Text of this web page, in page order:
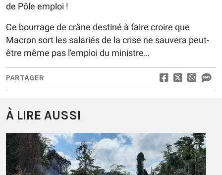
de Pôle emploi !
Ce bourrage de crâne destiné à faire croire que
Macron sort les salariés de la crise ne sauvera peut-
être même pas l'emploi du ministre…
PARTAGER
À LIRE AUSSI